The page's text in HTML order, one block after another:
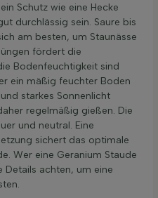
Schutz wie eine Hecke
durchlässig sein. Saure bis
am besten, um Staunässe
fördert die
Bodenfeuchtigkeit sind
ein mäßig feuchter Boden
starkes Sonnenlicht
regelmäßig gießen. Die
und neutral. Eine
sichert das optimale
Wer eine Geranium Staude
achten, um eine